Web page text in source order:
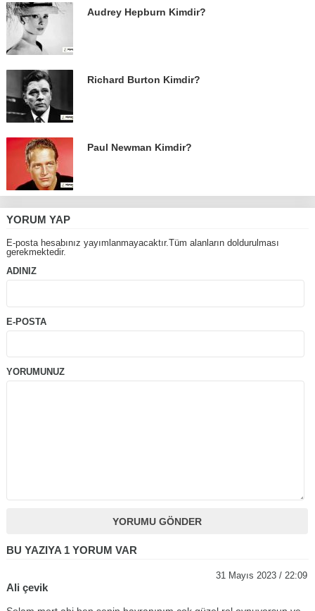
Audrey Hepburn Kimdir?
Richard Burton Kimdir?
Paul Newman Kimdir?
YORUM YAP
E-posta hesabınız yayımlanmayacaktır.Tüm alanların doldurulması
gerekmektedir.
ADINIZ
E-POSTA
YORUMUNUZ
BU YAZIYA 1 YORUM VAR
Ali çevik
31 Mayıs 2023 / 22:09